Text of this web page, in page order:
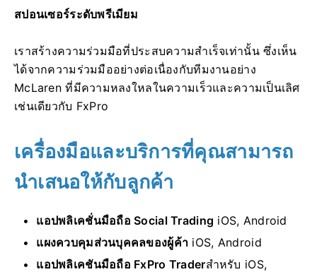
สปอนเซอร์ระดับพรีเมียม
เราสร้างความร่วมมือที่ประสบความสำเร็จเท่านั้น ซึ่งเห็น
ได้จากความร่วมมืออย่างต่อเนื่องกับทีมงานอย่าง
McLaren ที่มีความหลงใหลในความเร็วและความเป็นเลิศ
เช่นเดียวกับ FxPro
เครื่องมือและบริการที่คุณสามารถ
นำเสนอให้กับลูกค้า
แอปพลิเคชั่นมือถือ Social Trading iOS, Android
แผงควบคุมส่วนบุคคลของผู้ค้า iOS, Android
แอปพลิเคชันมือถือ FxPro Traderสำหรับ iOS,